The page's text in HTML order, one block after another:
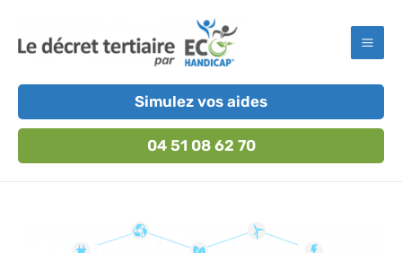
contenu
Simulez vos aides
04 51 08 62 70